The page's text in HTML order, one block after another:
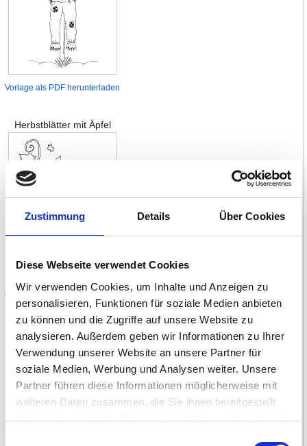
Zustimmung Details Über Cookies
Diese Webseite verwendet Cookies
Wir verwenden Cookies, um Inhalte und Anzeigen zu
personalisieren, Funktionen für soziale Medien anbieten
zu können und die Zugriffe auf unsere Website zu
analysieren. Außerdem geben wir Informationen zu Ihrer
Verwendung unserer Website an unsere Partner für
soziale Medien, Werbung und Analysen weiter. Unsere
Partner führen diese Informationen möglicherweise mit
weiteren Daten zusammen, die Sie ihnen bereitgestellt
haben oder die sie im Rahmen Ihrer Nutzung der Dienste
Vorlage als PDF herunterladen
Herbstblätter mit Äpfel
Vorlage als PDF herunterladen
Herbstblätter mit Äpfel